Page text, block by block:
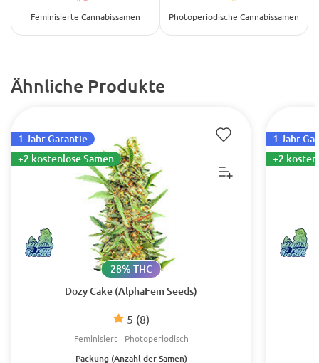
Feminisierte Cannabissamen Photoperiodische Cannabissamen
Ähnliche Produkte
Dozy Cake (AlphaFem Seeds)
5 (8)
28% THC
Feminisiert Photoperiodisch
1 Jahr Garantie
+2 kostenlose Samen
Packung (Anzahl der Samen)
1 Jahr
+2